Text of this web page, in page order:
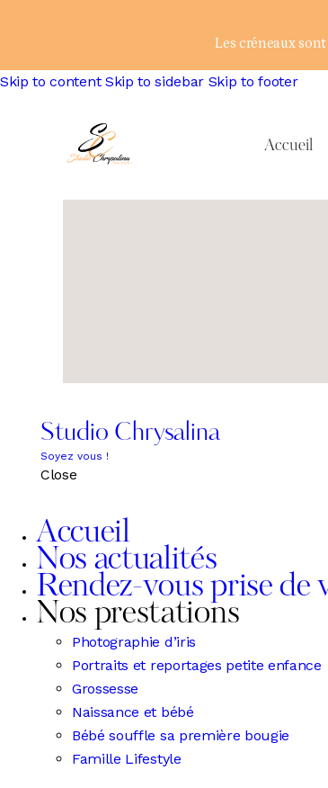
Skip to content Skip to sidebar Skip to footer
Accueil
Studio Chrysalina
Soyez vous !
Close
Accueil
Nos actualités
Rendez-vous prise de
Nos prestations
Photographie d’iris
Portraits et reportages petite enfance
Grossesse
Naissance et bébé
Bébé souffle sa première bougie
Famille Lifestyle
Les créneaux